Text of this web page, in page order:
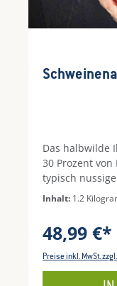
Das halbwilde
30 Prozent von
typisch
Hals bekannt,
Rippe. Sein
durchwachsen
Bratenstück
Inhalt: 1.2
48,99 €*
Preise inkl. MwSt.